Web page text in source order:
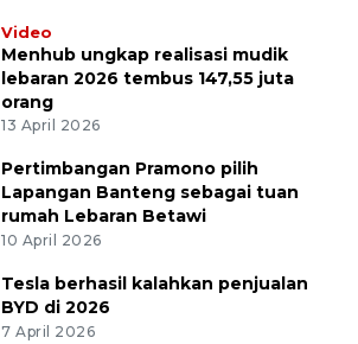
Video
Menhub ungkap realisasi mudik
lebaran 2026 tembus 147,55 juta
orang
13 April 2026
Pertimbangan Pramono pilih
Lapangan Banteng sebagai tuan
rumah Lebaran Betawi
10 April 2026
Tesla berhasil kalahkan penjualan
BYD di 2026
7 April 2026